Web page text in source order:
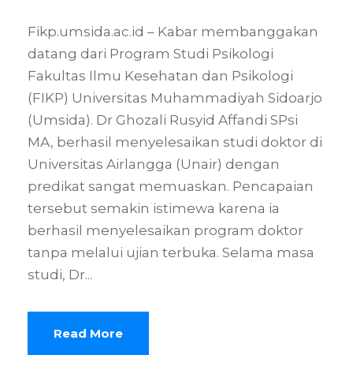
Fikp.umsida.ac.id – Kabar membanggakan
datang dari Program Studi Psikologi
Fakultas Ilmu Kesehatan dan Psikologi
(FIKP) Universitas Muhammadiyah Sidoarjo
(Umsida). Dr Ghozali Rusyid Affandi SPsi
MA, berhasil menyelesaikan studi doktor di
Universitas Airlangga (Unair) dengan
predikat sangat memuaskan. Pencapaian
tersebut semakin istimewa karena ia
berhasil menyelesaikan program doktor
tanpa melalui ujian terbuka. Selama masa
studi, Dr...
Read More